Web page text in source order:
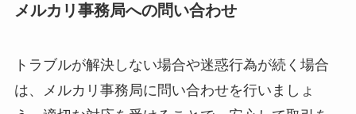
メルカリ事務局への問い合わせ
トラブルが解決しない場合や迷惑行為が続く場合
は、メルカリ事務局に問い合わせを行いましょ